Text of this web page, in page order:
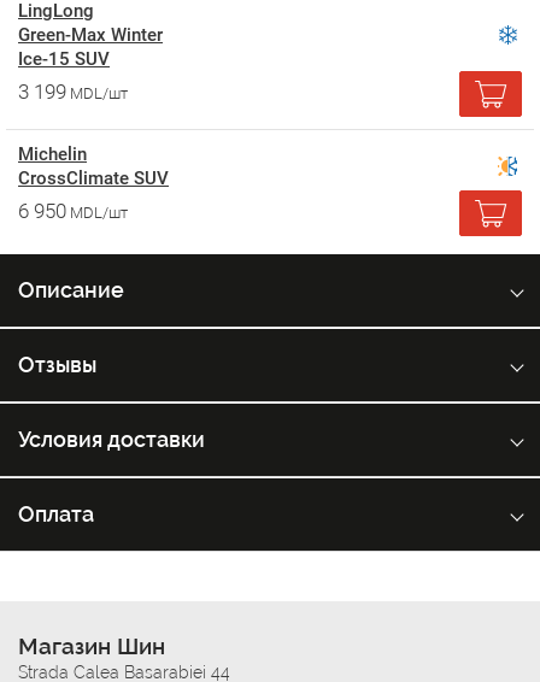
LingLong
Green-Max Winter
Ice-15 SUV
3 199 MDL/шт
Michelin
CrossClimate SUV
6 950 MDL/шт
Описание
Отзывы
Условия доставки
Оплата
Магазин Шин
Strada Calea Basarabiei 44